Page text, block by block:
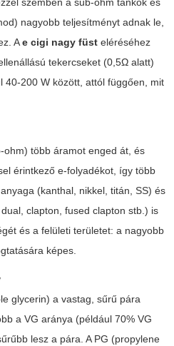
szemben a sub-ohm tankok és
nagyobb teljesítményt adnak le,
Ae cigi nagy füst eléréséhez
tekercseket (0,5Ω alatt)
40-200 W között, attól függően, mit
ohm) több áramot enged át, és
érintkező e-folyadékot, így több
(kanthal, nikkel, titán, SS) és
clapton, fused clapton stb.) is
és a felületi területet: a nagyobb
képes.
glycerin) a vastag, sűrű pára
a VG aránya (például 70% VG
lesz a pára. A PG (propylene